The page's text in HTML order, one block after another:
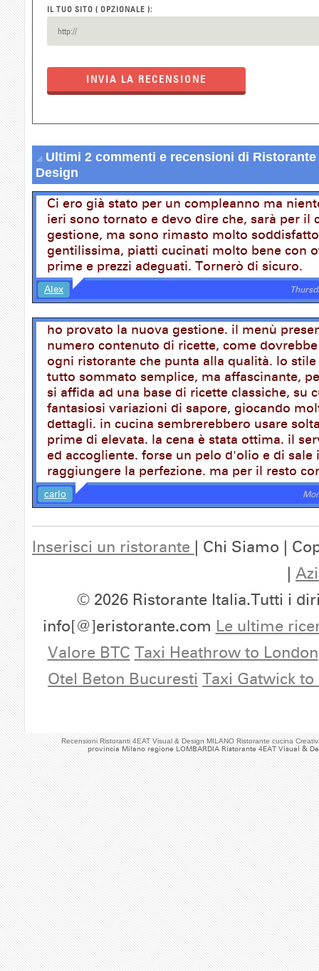
Recensioni Ristoranti 4EAT Visual & Design MILANO Ristorante cucina
provincia Milano regione LOMBARDIA Ristorante 4EAT Visual &
IL TUO SITO ( OPZIONALE ):
INVIA LA RECENSIONE
Ultimi 2 commenti e recensioni di Ristorante
Design
Ci ero già stato per un compleanno ma
ieri sono tornato e devo dire che, sarà per il
gestione, ma sono rimasto molto
gentilissima, piatti cucinati molto bene con
prime e prezzi adeguati. Tornerò di sicuro.
Alex
ho provato la nuova gestione. il menù
numero contenuto di ricette, come
ogni ristorante che punta alla qualità. lo
tutto sommato semplice, ma affascinante,
si affida ad una base di ricette classiche, su
fantasiosi variazioni di sapore, giocando
dettagli. in cucina sembrerebbero usare
prime di elevata. la cena è stata ottima. il
ed accogliente. forse un pelo d'olio e di sale
raggiungere la perfezione. ma per il resto
carlo
Inserisci un ristorante | Chi Siamo |
|
© 2026 Ristorante Italia.Tutti i
info[@]eristorante.com Le ultime
Valore BTC Taxi Heathrow to London
Otel Beton Bucuresti Taxi Gatwick to